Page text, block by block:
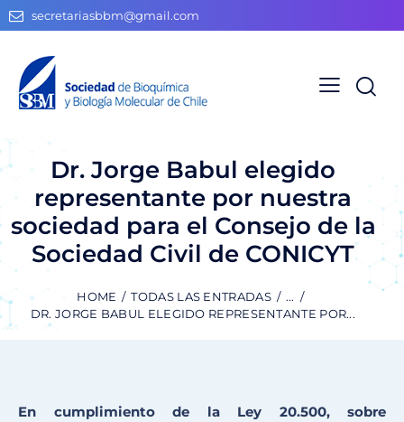
secretariasbbm@gmail.com
Dr. Jorge Babul elegido
representante por nuestra
sociedad para el Consejo de la
Sociedad Civil de CONICYT
HOME TODAS LAS ENTRADAS
...
DR. JORGE BABUL ELEGIDO REPRESENTANTE POR...
En cumplimiento de la Ley 20.500, sobre